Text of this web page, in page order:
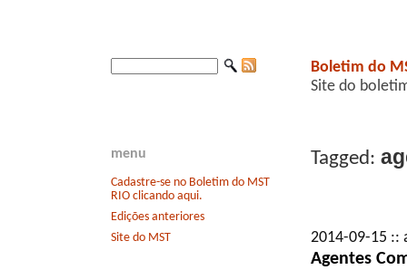
menu
Cadastre-se no Boletim do MST
RIO clicando aqui.
Edições anteriores
Site do MST
Boletim do
Site do
Tagged:
2014-09-15
Agentes